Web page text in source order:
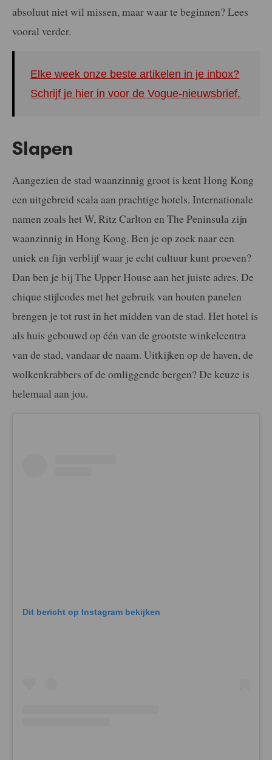
absoluut niet wil missen, maar waar te beginnen? Lees
vooral verder.
Elke week onze beste artikelen in je inbox?
Schrijf je hier in voor de Vogue-nieuwsbrief.
Slapen
Aangezien de stad waanzinnig groot is kent Hong Kong
een uitgebreid scala aan prachtige hotels. Internationale
namen zoals het W, Ritz Carlton en The Peninsula zijn
waanzinnig in Hong Kong. Ben je op zoek naar een
uniek en fijn verblijf waar je echt cultuur kunt proeven?
Dan ben je bij The Upper House aan het juiste adres. De
chique stijlcodes met het gebruik van houten panelen
brengen je tot rust in het midden van de stad. Het hotel is
als huis gebouwd op één van de grootste winkelcentra
van de stad, vandaar de naam. Uitkijken op de haven, de
wolkenkrabbers of de omliggende bergen? De keuze is
helemaal aan jou.
Dit bericht op Instagram bekijken